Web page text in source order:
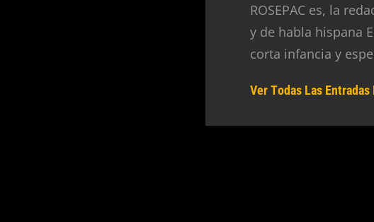
ROSEPAC es, la
y de habla hispana
corta infancia y
Ver Todas Las Entradas